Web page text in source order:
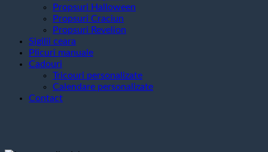
Propsuri Halloween
Propsuri Craciun
Propsuri Revelion
Sigilii ceara
Plicuri manuale
Cadouri
Tricouri personalizate
Calendare personalizate
Contact